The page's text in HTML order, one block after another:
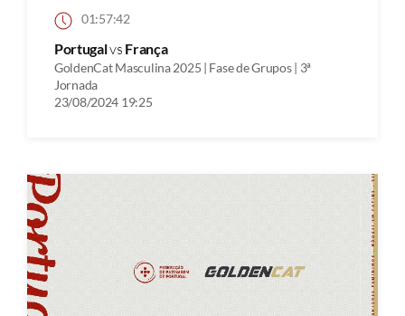
01:57:42
Portugalvs França
GoldenCat Masculina 2025 | Fase de Grupos | 3ª
Jornada
23/08/2024 19:25